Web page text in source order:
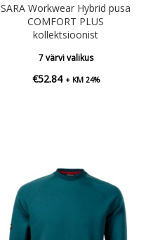
SARA Workwear Hybrid pusa
COMFORT PLUS
kollektsioonist
7 värvi valikus
€52.84 + KM 24%